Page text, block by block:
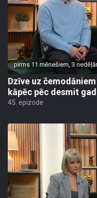
pirms 11 mēnešiem, 3
Dzīve uz
kāpēc pēc desmit
45. epizode